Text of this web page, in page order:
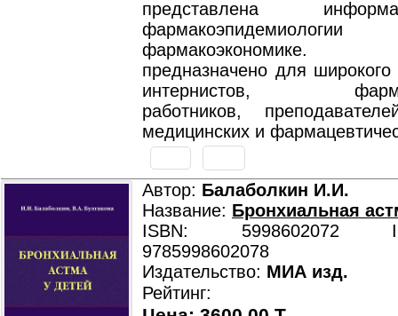
представлена
фармакоэкономике.
предназначено для широкого
интернистов,
работников,
медицинских и
Автор: Балаболкин И.И.
Название: Бронхиальная
ISBN: 5998602072
9785998602078
Издательство: МИА изд.
Рейтинг: